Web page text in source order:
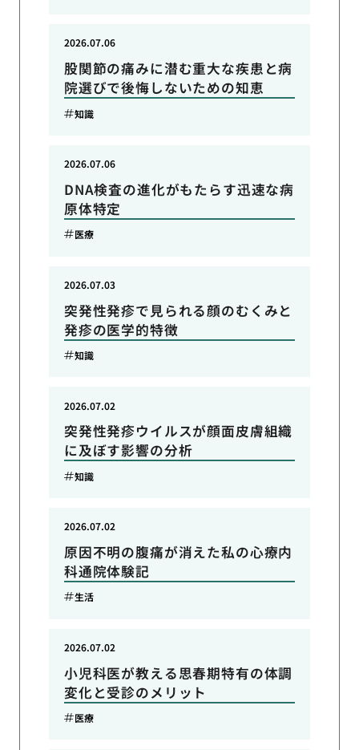
股関節の痛みに潜む重大な疾患と病
院選びで後悔しないための知恵
2026.07.06
知識
DNA検査の進化がもたらす迅速な病
原体特定
2026.07.06
医療
突発性発疹で見られる顔のむくみと
発疹の医学的特徴
2026.07.03
知識
突発性発疹ウイルスが顔面皮膚組織
に及ぼす影響の分析
2026.07.02
知識
原因不明の腹痛が消えた私の心療内
科通院体験記
2026.07.02
生活
小児科医が教える思春期特有の体調
変化と受診のメリット
2026.07.02
医療